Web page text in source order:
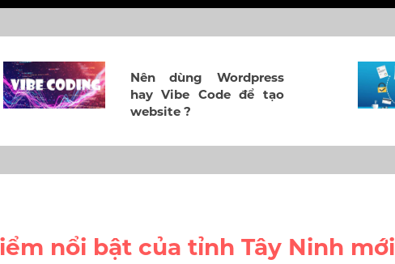
Nên dùng Wordpress
hay Vibe Code để tạo
website ?
nổi bật của tỉnh Tây Ninh mới